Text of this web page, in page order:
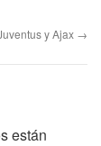
y Ajax →
están